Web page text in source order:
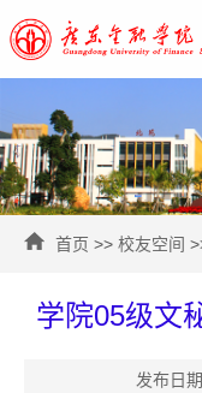
首页 >> 校友空间
学院05级文
发布日